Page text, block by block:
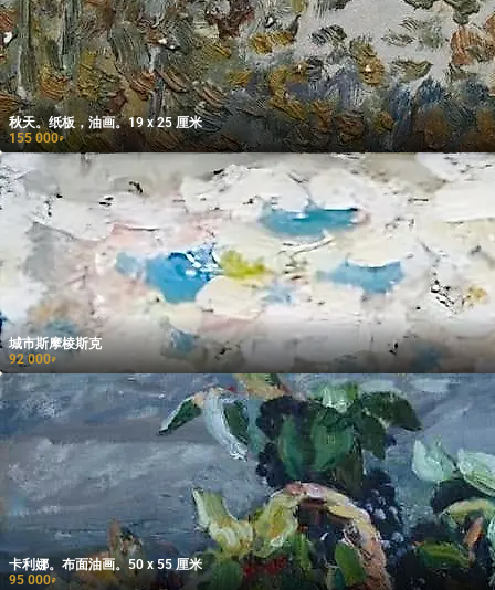
秋天。纸板，油画。19 x 25 厘米
155 000₽
城市斯摩棱斯克
92 000₽
卡利娜。布面油画。50 x 55 厘米
95 000₽